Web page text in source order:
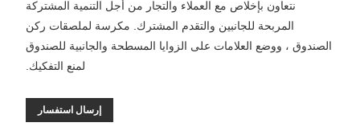
نتعاون بإخلاص مع العملاء والتجار من أجل التنمية المشتركة
المربحة للجانبين والتقدم المشترك. مكرسة لملصقات ركن
الصندوق ، ووضع العلامات على الزوايا المسطحة والجانبية للصندوق
لمنع التفكيك.
إرسال استفسار